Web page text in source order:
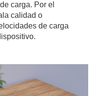
carga. Por el
calidad o
de carga